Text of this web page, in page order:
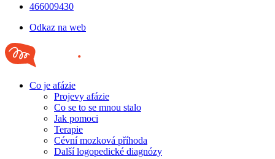
466009430
Odkaz na web
Co je afázie
Projevy afázie
Co se to se mnou stalo
Jak pomoci
Terapie
Cévní mozková příhoda
Další logopedické diagnózy